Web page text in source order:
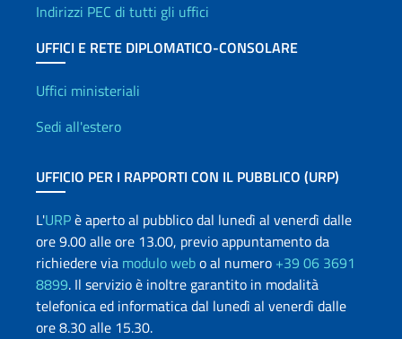
Indirizzi PEC di tutti gli uffici
UFFICI E RETE DIPLOMATICO-CONSOLARE
Uffici e Rete diplomatica
Uffici ministeriali
Sedi all'estero
UFFICIO PER I RAPPORTI CON IL PUBBLICO (URP)
L'URPè aperto al pubblico dal lunedì al venerdì dalle
ore 9.00 alle ore 13.00, previo appuntamento da
richiedere via modulo webo al numero +39 06 3691
8899. Il servizio è inoltre garantito in modalità
telefonica ed informatica dal lunedì al venerdì dalle
ore 8.30 alle 15.30.